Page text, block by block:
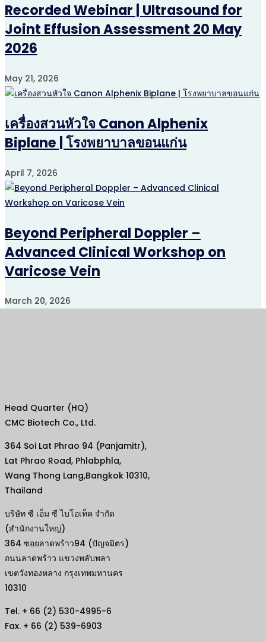
Recorded Webinar | Ultrasound for
Joint Effusion Assessment 20 May
2026
May 21, 2026
เครื่องสวนหัวใจ Canon Alphenix
Biplane | โรงพยาบาลขอนแก่น
April 7, 2026
Beyond Peripheral Doppler –
Advanced Clinical Workshop on
Varicose Vein
March 20, 2026
Head Quarter (HQ)
CMC Biotech Co., Ltd.
364 Soi Lat Phrao 94 (Panjamitr),
Lat Phrao Road, Phlabphla,
Wang Thong Lang,Bangkok 10310,
Thailand
บริษัท ซี เอ็ม ซี ไบโอเท็ค จำกัด
(สำนักงานใหญ่)
364 ซอยลาดพร้าว94 (ปัญจมิตร)
ถนนลาดพร้าว แขวงพลับพลา
เขตวังทองหลาง กรุงเทพมหานคร
10310
Tel. + 66 (2) 530-4995-6
Fax. + 66 (2) 539-6903